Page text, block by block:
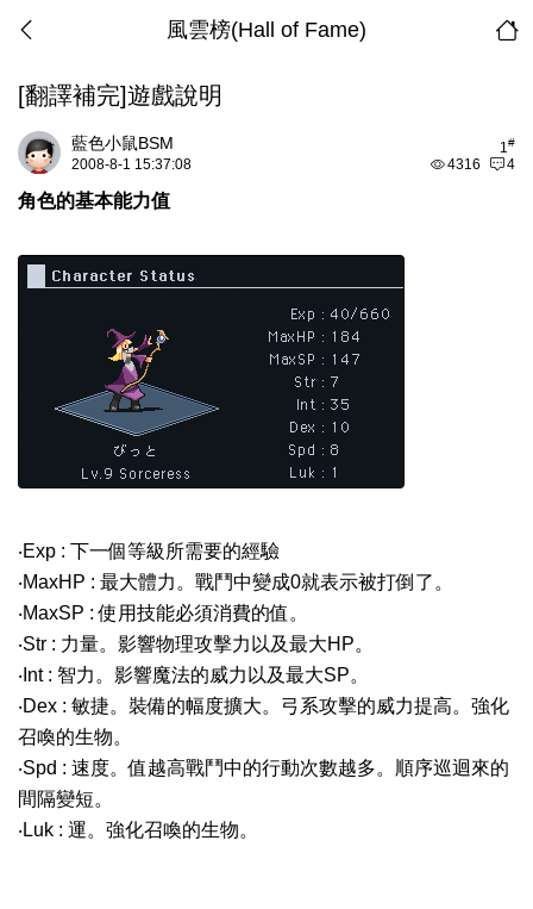
風雲榜(Hall of Fame)
[翻譯補完]遊戲說明
1#
藍色小鼠BSM
4316 4
2008-8-1 15:37:08
角色的基本能力值
‧Exp : 下一個等級所需要的經驗
‧MaxHP : 最大體力。戰鬥中變成0就表示被打倒了。
‧MaxSP : 使用技能必須消費的值。
‧Str : 力量。影響物理攻擊力以及最大HP。
‧Int : 智力。影響魔法的威力以及最大SP。
‧Dex : 敏捷。裝備的幅度擴大。弓系攻擊的威力提高。強化
召喚的生物。
‧Spd : 速度。值越高戰鬥中的行動次數越多。順序巡迴來的
間隔變短。
‧Luk : 運。強化召喚的生物。